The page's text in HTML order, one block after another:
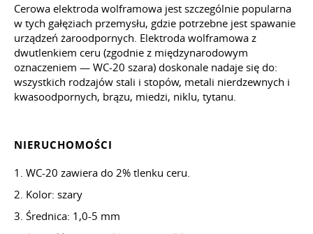
Cerowa elektroda wolframowa jest szczególnie popularna
w tych gałęziach przemysłu, gdzie potrzebne jest spawanie
urządzeń żaroodpornych. Elektroda wolframowa z
dwutlenkiem ceru (zgodnie z międzynarodowym
oznaczeniem — WC-20 szara) doskonale nadaje się do:
wszystkich rodzajów stali i stopów, metali nierdzewnych i
kwasoodpornych, brązu, miedzi, niklu, tytanu.
NIERUCHOMOŚCI
1. WC-20 zawiera do 2% tlenku ceru.
2. Kolor: szary
3. Średnica: 1,0-5 mm